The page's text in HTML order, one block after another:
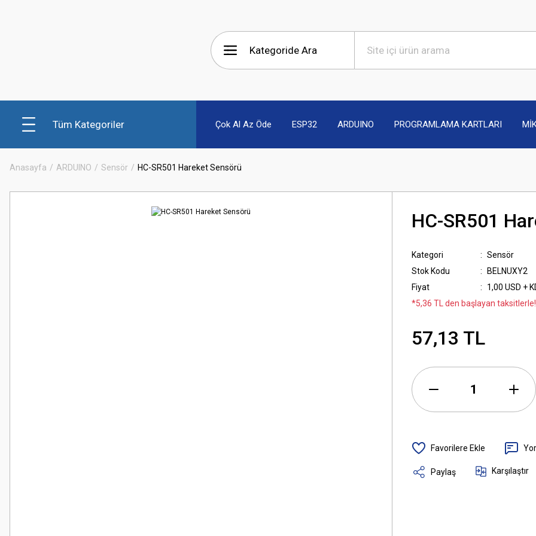
Tüm Kategoriler Çok Al Az Öde ESP32 ARDUINO PROGRAMLAMA KARTLARI
Anasayfa ARDUINO Sensör HC-SR501 Hareket Sensörü
HC-SR501
Kategori
Sensör
Stok Kodu
BELNUXY2
Fiyat
1,00 USD +
*5,36 TL den başlayan
57,13 TL
Paylaş Karşılaştır